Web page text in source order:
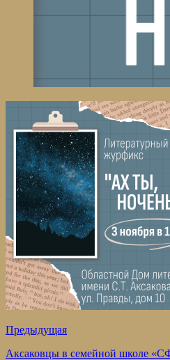
Предыдущая
Аксаковцы в семейной школе